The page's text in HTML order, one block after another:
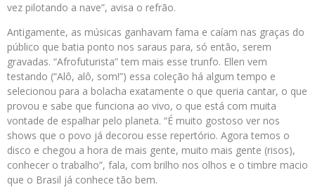
vez pilotando a nave”, avisa o refrão.
Antigamente, as músicas ganhavam fama e caíam nas graças do
público que batia ponto nos saraus para, só então, serem
gravadas. “Afrofuturista” tem mais esse trunfo. Ellen vem
testando (“Alô, alô, som!”) essa coleção há algum tempo e
selecionou para a bolacha exatamente o que queria cantar, o que
provou e sabe que funciona ao vivo, o que está com muita
vontade de espalhar pelo planeta. “É muito gostoso ver nos
shows que o povo já decorou esse repertório. Agora temos o
disco e chegou a hora de mais gente, muito mais gente (risos),
conhecer o trabalho”, fala, com brilho nos olhos e o timbre macio
que o Brasil já conhece tão bem.